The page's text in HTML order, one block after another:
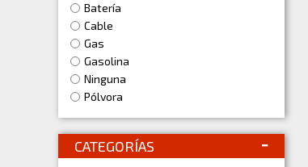
Batería
Cable
Gas
Gasolina
Ninguna
Pólvora
CATEGORÍAS